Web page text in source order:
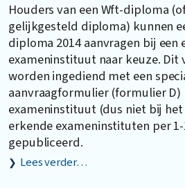
Houders van een Wft-diploma
gelijkgesteld diploma) kunnen
diploma 2014 aanvragen bij een
exameninstituut naar keuze. Dit
worden ingediend met een
aanvraagformulier (formulier D)
exameninstituut (dus niet bij het
erkende exameninstituten per
gepubliceerd.
Lees verder…